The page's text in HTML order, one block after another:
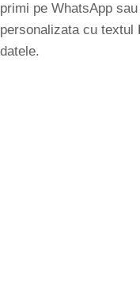
primi pe WhatsApp
personalizata cu
datele.